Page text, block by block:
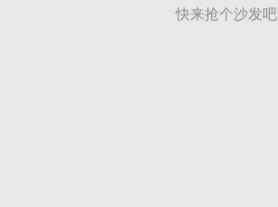
快来抢个沙发吧